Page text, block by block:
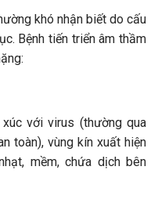
khó nhận biết do cấu
Bệnh tiến triển âm thầm
với virus (thường qua
toàn), vùng kín xuất hiện
mềm, chứa dịch bên